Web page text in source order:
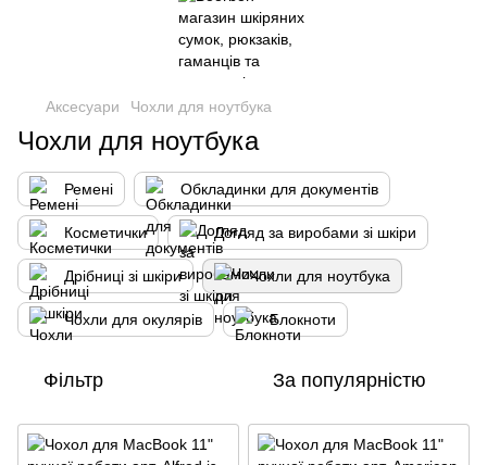
Аксесуари Чохли для ноутбука
Чохли для ноутбука
Ремені Обкладинки для документів
Косметички Догляд за виробами зі шкіри
Дрібниці зі шкіри Чохли для ноутбука
Чохли для окулярів Блокноти
Фільтр За популярністю